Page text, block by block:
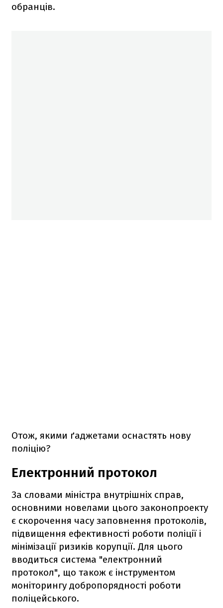
обранців.
Отож, якими ґаджетами оснастять нову
поліцію?
Електронний протокол
За словами міністра внутрішніх справ,
основними новелами цього законопроекту
є скорочення часу заповнення протоколів,
підвищення ефективності роботи поліції і
мінімізації ризиків корупції. Для цього
вводиться система "електронний
протокол", що також є інструментом
моніторингу добропорядності роботи
поліцейського.